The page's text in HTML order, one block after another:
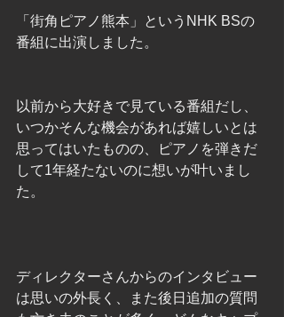
「街角ピアノ熊本」というNHK BSの
番組に出演しました。
以前から大好きで見ている番組だし、
いつかそんな機会があれば嬉しいとは
思ってはいたものの、ピアノを弾きだ
して1年経たないのに想いが叶いまし
た。
ディレクターさんからのインタビュー
は思いの外長く、また後日追加の質問